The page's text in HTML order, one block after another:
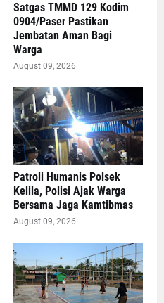
Satgas TMMD 129 Kodim
0904/Paser Pastikan
Jembatan Aman Bagi
Warga
August 09, 2026
Patroli Humanis Polsek
Kelila, Polisi Ajak Warga
Bersama Jaga Kamtibmas
August 09, 2026